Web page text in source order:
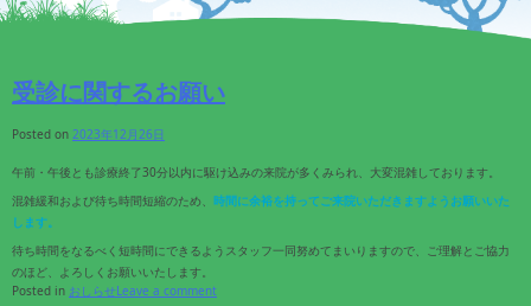
受診に関するお願い
Posted on 2023年12月26日
午前・午後とも診療終了30分以内に駆け込みの来院が多くみられ、大変混雑しております。
混雑緩和および待ち時間短縮のため、 時間に余裕を持ってご来院いただきますようお願いいた
します。
待ち時間をなるべく短時間にできるようスタッフ一同努めてまいりますので、ご理解とご協力
のほど、よろしくお願いいたします。
Posted in おしらせLeave a comment